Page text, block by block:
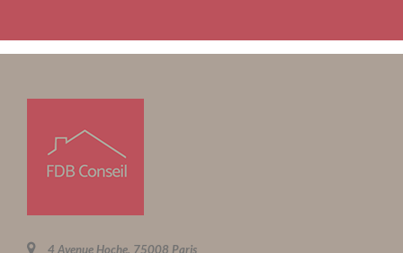
4 Avenue Hoche, 75008 Paris